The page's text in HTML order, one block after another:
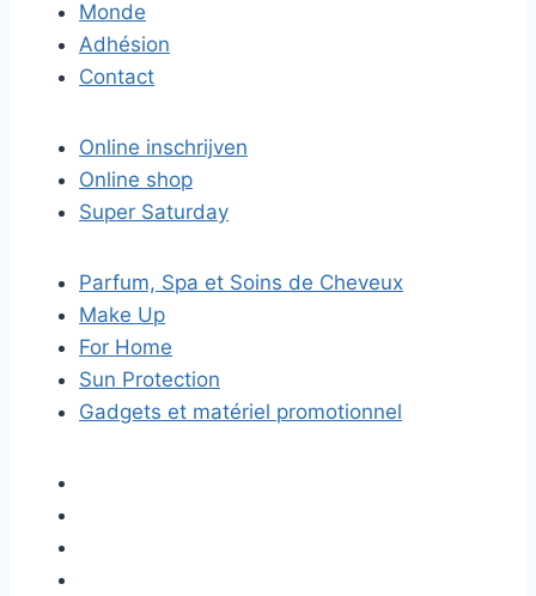
Monde
Adhésion
Contact
Online inschrijven
Online shop
Super Saturday
Parfum, Spa et Soins de Cheveux
Make Up
For Home
Sun Protection
Gadgets et matériel promotionnel